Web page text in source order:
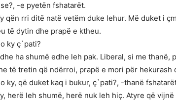
-e pyetën fshatarët.
qën rri ditë natë vetëm duke lehur. Më duket i
të dytin dhe prapë e ktheu.
ky ç`pati?
ha shumë edhe leh pak. Liberal, si me thanë,
të tretin që ndërroi, prapë e mori për hekurash
ky, që duket kaq i bukur, ç`pati?, -thanë
herë leh shumë, herë nuk leh hiç. Atyre që